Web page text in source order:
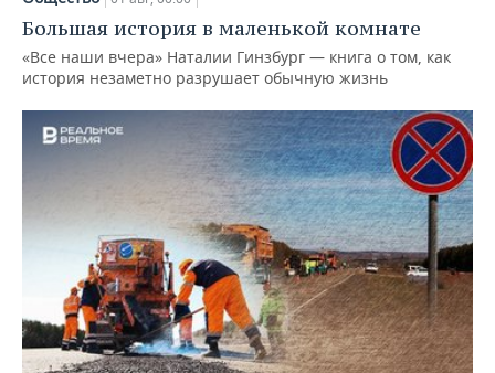
Большая история в маленькой комнате
«Все наши вчера» Наталии Гинзбург — книга о том, как
история незаметно разрушает обычную жизнь